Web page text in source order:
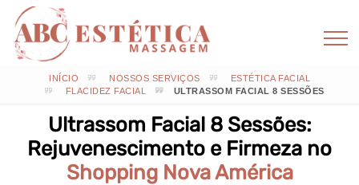
INÍCIO NOSSOS SERVIÇOS
ESTÉTICA FACIAL
FLACIDEZ FACIAL
ULTRASSOM FACIAL 8 SESSÕES
Ultrassom Facial 8 Sessões:
Rejuvenescimento e Firmeza no
Shopping Nova América